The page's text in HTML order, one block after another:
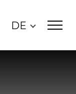
DE